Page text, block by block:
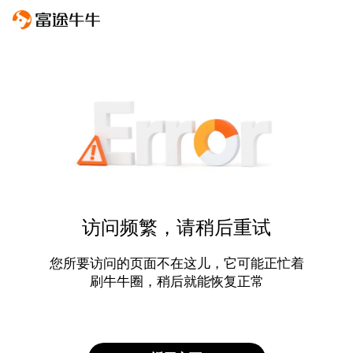
访问频繁，请稍后重试
您所要访问的页面不在这儿，它可能正忙着
刷牛牛圈，稍后就能恢复正常